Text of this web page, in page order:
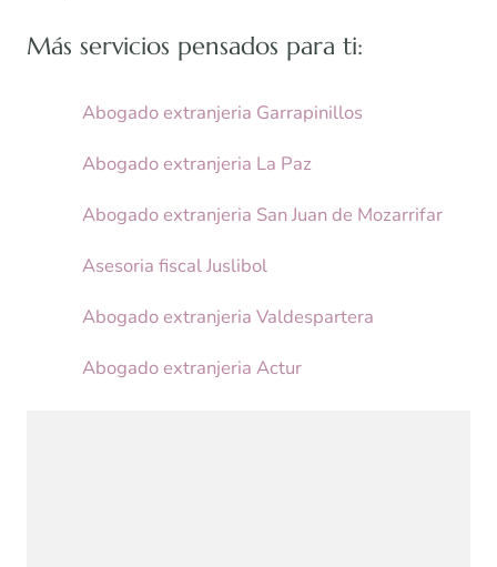
Más servicios pensados para ti:
Abogado extranjeria Garrapinillos
Abogado extranjeria La Paz
Abogado extranjeria San Juan de Mozarrifar
Asesoria fiscal Juslibol
Abogado extranjeria Valdespartera
Abogado extranjeria Actur